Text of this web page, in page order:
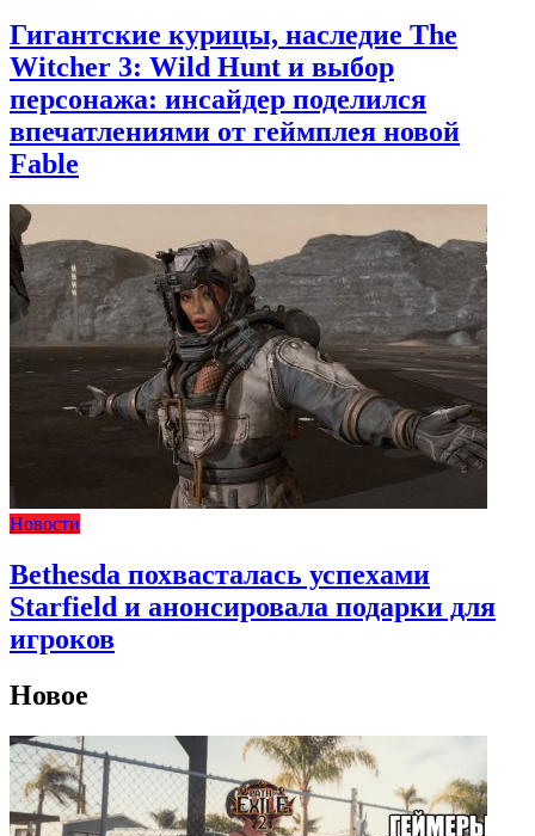
Гигантские курицы, наследие The
Witcher 3: Wild Hunt и выбор
персонажа: инсайдер поделился
впечатлениями от геймплея новой
Fable
Новости
Bethesda похвасталась успехами
Starfield и анонсировала подарки для
игроков
Новое